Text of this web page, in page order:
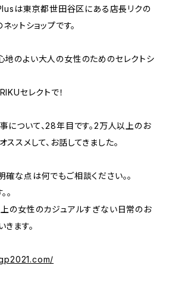
は東京都世田谷区にある店長リクの
ットショップです。
地のよい大人の女性のためのセレクトシ
セレクトで！
について、28年目です。2万人以上のお
スメして、お話してきました。
確な点は何でもご相談ください。。
。
の女性のカジュアルすぎない日常のお
ます。